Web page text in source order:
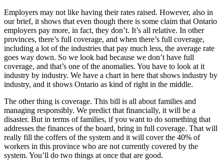
Employers may not like having their rates raised. However, also in
our brief, it shows that even though there is some claim that Ontario
employers pay more, in fact, they don’t. It’s all relative. In other
provinces, there’s full coverage, and when there’s full coverage,
including a lot of the industries that pay much less, the average rate
goes way down. So we look bad because we don’t have full
coverage, and that’s one of the anomalies. You have to look at it
industry by industry. We have a chart in here that shows industry by
industry, and it shows Ontario as kind of right in the middle.
The other thing is coverage. This bill is all about families and
managing responsibly. We predict that financially, it will be a
disaster. But in terms of families, if you want to do something that
addresses the finances of the board, bring in full coverage. That will
really fill the coffers of the system and it will cover the 40% of
workers in this province who are not currently covered by the
system. You’ll do two things at once that are good.